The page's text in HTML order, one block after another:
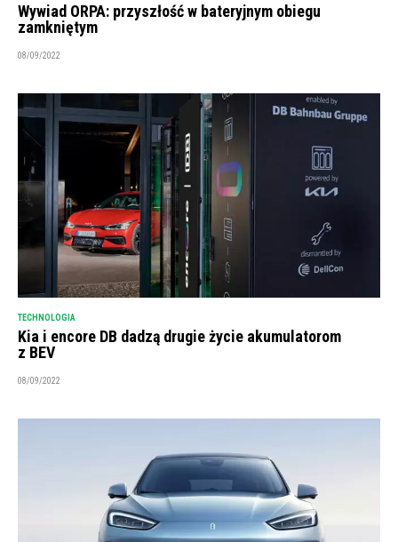
Wywiad ORPA: przyszłość w bateryjnym obiegu
zamkniętym
08/09/2022
TECHNOLOGIA
Kia i encore DB dadzą drugie życie akumulatorom
z BEV
08/09/2022